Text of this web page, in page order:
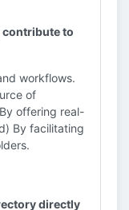
contribute to
workflows.
of
offering real-
By facilitating
directly